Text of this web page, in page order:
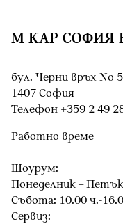
М КАР СОФИЯ
бул. Черни връх No
1407 София
Teлефон +359 2 49
Работно време
Шоурум:
Понеделник –
Събота: 10.00 ч.-
Сервиз: